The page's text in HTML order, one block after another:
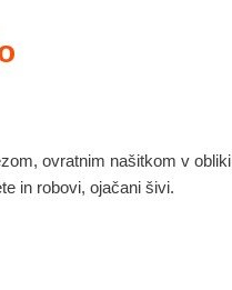
ovratnim našitkom v obliki
in robovi, ojačani šivi.